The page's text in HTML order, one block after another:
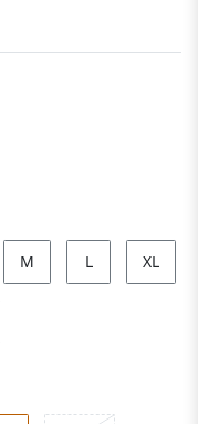
M L XL